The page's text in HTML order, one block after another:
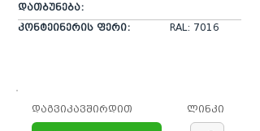
დათბუნება:
კონტეინერის ფერი:
RAL: 7016​
დაგვიკავშირდით ლინკი